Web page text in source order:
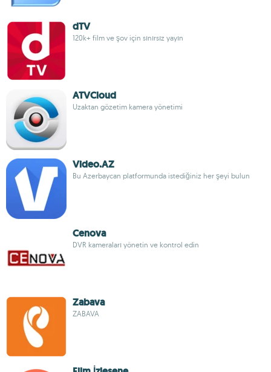
dTV
120k+ film ve şov için sınırsız yayın
ATVCloud
Uzaktan gözetim kamera yönetimi
Video.AZ
Bu Azerbaycan platformunda istediğiniz her şeyi bulun
Cenova
DVR kameraları yönetin ve kontrol edin
Zabava
ZABAVA